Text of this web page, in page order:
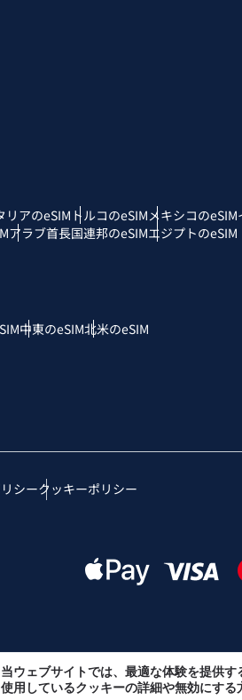
リアのeSIM トルコのeSIMメキシコのeSIM
アラブ首長国連邦のeSIMエジプトのeSIM
中東のeSIM北米のeSIM
シークッキーポリシー
AED - アラブ首長国連邦ディル
当ウェブサイトでは、最適な体験を提供す
使用しているクッキーの詳細や無効にする